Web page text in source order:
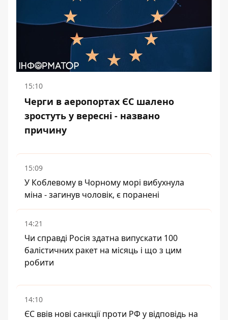
15:10
Черги в аеропортах ЄС шалено
зростуть у вересні - названо
причину
15:09
У Коблевому в Чорному морі вибухнула
міна - загинув чоловік, є поранені
14:21
Чи справді Росія здатна випускати 100
балістичних ракет на місяць і що з цим
робити
14:10
ЄС ввів нові санкції проти РФ у відповідь на